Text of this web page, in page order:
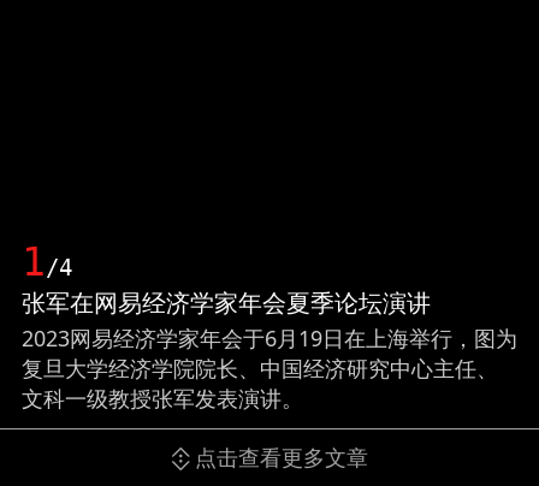
1/4
张军在网易经济学家年会夏季论坛演讲
2023网易经济学家年会于6月19日在上海举行，图为
复旦大学经济学院院长、中国经济研究中心主任、
文科一级教授张军发表演讲。
点击查看更多文章